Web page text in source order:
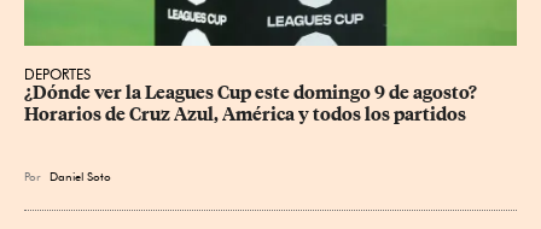
DEPORTES
¿Dónde ver la Leagues Cup este domingo 9 de agosto?
Horarios de Cruz Azul, América y todos los partidos
Por Daniel Soto